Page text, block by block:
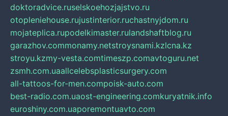
doktoradvice.ruselskoehozjajstvo.ru
otopleniehouse.rujustinterior.ruchastnyjdom.ru
mojateplica.rupodelkimaster.rulandshaftblog.ru
garazhov.commonamy.netstroysnami.kzlcna.kz
stroyu.kzmy-vesta.comtimeszp.comavtoguru.net
zsmh.com.uaallcelebsplasticsurgery.com
all-tattoos-for-men.compoisk-auto.com
best-radio.com.uaost-engineering.comkuryatnik.info
euroshiny.com.uaporemontuavto.com